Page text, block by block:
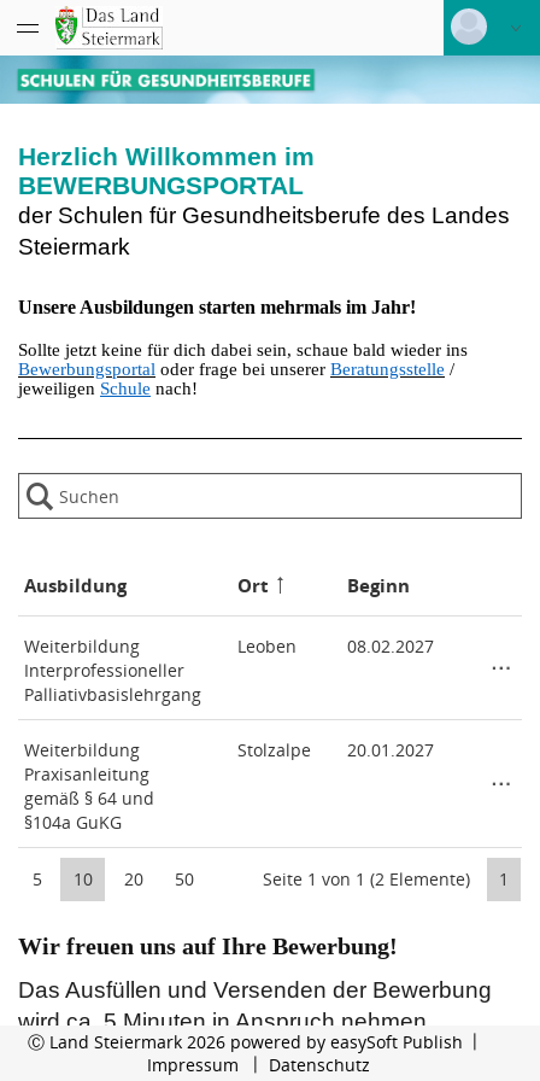
Deutsch | Englisch
Schulstandort Frohnleiten
Herzlich Willkommen im
BEWERBUNGSPORTAL
der Schulen für Gesundheitsberufe des Landes
Steiermark
Unsere Ausbildungen starten mehrmals im Jahr!
Sollte jetzt keine für dich dabei sein, schaue bald wieder ins
Bewerbungsportal oder frage bei unserer Beratungsstelle /
jeweiligen Schule nach!
Datentabelle mit 2 Zeilen und 5 Spalten
Ausbildung Ort Beginn
Weiterbildung
Interprofessioneller
Palliativbasislehrgang
Leoben 08.02.2027
Weiterbildung
Praxisanleitung
gemäß § 64 und
§104a GuKG
Stolzalpe 20.01.2027
5 10 20 50 Seite 1 von 1 (2 Elemente) 1
Wir freuen uns auf Ihre Bewerbung!
Das Ausfüllen und Versenden der Bewerbung
wird ca. 5 Minuten in Anspruch nehmen.
Nach Einstieg ins Bewerbungsportal ist die
Ⓒ Land Steiermark 2026 powered by easySoft Publish
Impressum
Datenschutz